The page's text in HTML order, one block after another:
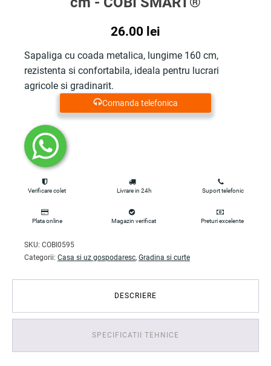
26.00 lei
Sapaliga cu coada metalica, lungime 160 cm,
rezistenta si confortabila, ideala pentru lucrari
agricole si gradinarit.
Comanda telefonica
Verificare colet Livrare in 24h Suport telefonic
Plata online Magazin verificat Preturi excelente
SKU: COBI0595
Categorii: Casa si uz gospodaresc, Gradina si curte
DESCRIERE
SPECIFICATII TEHNICE